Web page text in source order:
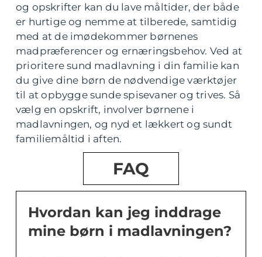
og opskrifter kan du lave måltider, der både
er hurtige og nemme at tilberede, samtidig
med at de imødekommer børnenes
madpræferencer og ernæringsbehov. Ved at
prioritere sund madlavning i din familie kan
du give dine børn de nødvendige værktøjer
til at opbygge sunde spisevaner og trives. Så
vælg en opskrift, involver børnene i
madlavningen, og nyd et lækkert og sundt
familiemåltid i aften.
FAQ
Hvordan kan jeg inddrage
mine børn i madlavningen?